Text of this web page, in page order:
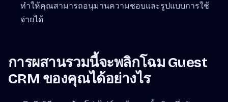
ทำให้คุณสามารถอนุมานความชอบและรูปแบบการใช้
จ่ายได้
การผสานรวมนี้จะพลิกโฉม Guest
CRM ของคุณได้อย่างไร